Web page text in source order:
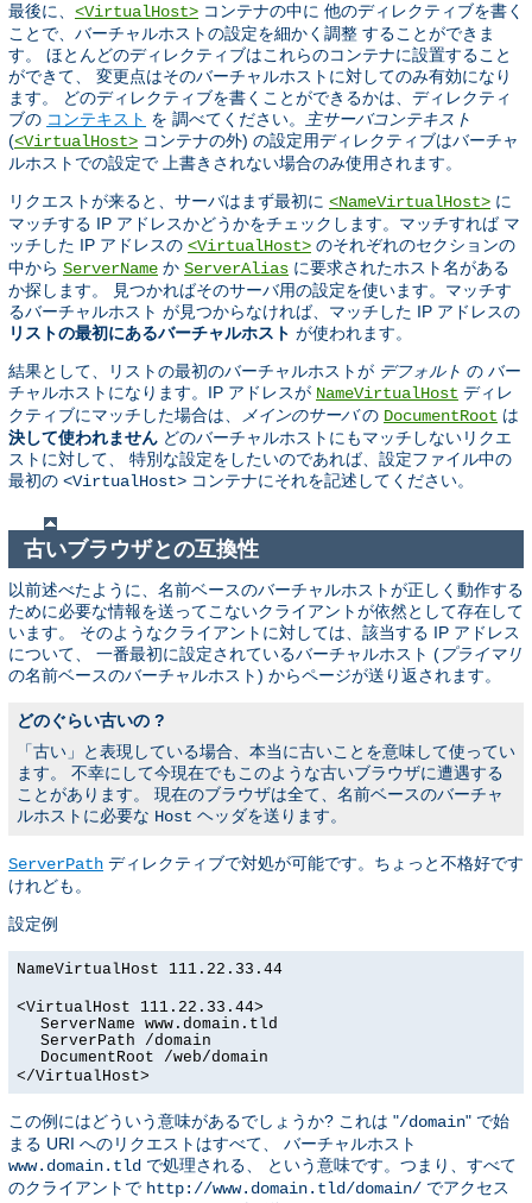
最後に、 <VirtualHost> コンテナの中に 他のディレクティブを書く
ことで、バーチャルホストの設定を細かく調整 することができま
す。 ほとんどのディレクティブはこれらのコンテナに設置すること
ができて、 変更点はそのバーチャルホストに対してのみ有効になり
ます。 どのディレクティブを書くことができるかは、ディレクティ
ブの コンテキスト を 調べてください。
主サーバコンテキスト
(<VirtualHost> コンテナの外) の設定用ディレクティブはバーチャ
ルホストでの設定で 上書きされない場合のみ使用されます。
リクエストが来ると、サーバはまず最初に <NameVirtualHost> に
マッチする IP アドレスかどうかをチェックします。マッチすれば マ
ッチした IP アドレスの <VirtualHost> のそれぞれのセクションの
中から ServerName か ServerAlias に要求されたホスト名がある
か探します。 見つかればそのサーバ用の設定を使います。マッチす
るバーチャルホスト が見つからなければ、マッチした IP アドレスの
リストの最初にあるバーチャルホスト が使われます。
結果として、リストの最初のバーチャルホストが デフォルト の バー
チャルホストになります。IP アドレスが NameVirtualHost ディレ
クティブにマッチした場合は、
メインのサーバの DocumentRoot は
決して使われません どのバーチャルホストにもマッチしないリクエ
ストに対して、 特別な設定をしたいのであれば、設定ファイル中の
最初の <VirtualHost> コンテナにそれを記述してください。
古いブラウザとの互換性
以前述べたように、名前ベースのバーチャルホストが正しく動作する
ために必要な情報を送ってこないクライアントが依然として存在して
います。 そのようなクライアントに対しては、該当する IP アドレス
について、 一番最初に設定されているバーチャルホスト (プライマリ
の名前ベースのバーチャルホスト) からページが送り返されます。
どのぐらい古いの ?
「古い」と表現している場合、本当に古いことを意味して使ってい
ます。 不幸にして今現在でもこのような古いブラウザに遭遇する
ことがあります。 現在のブラウザは全て、名前ベースのバーチャ
ルホストに必要な Host ヘッダを送ります。
ServerPath ディレクティブで対処が可能です。ちょっと不格好です
けれども。
設定例
NameVirtualHost 111.22.33.44
<VirtualHost 111.22.33.44>
ServerName www.domain.tld
ServerPath /domain
DocumentRoot /web/domain
</VirtualHost>
この例にはどういう意味があるでしょうか? これは "/domain" で始
まる URI へのリクエストはすべて、 バーチャルホスト
www.domain.tld で処理される、 という意味です。つまり、すべて
のクライアントで http://www.domain.tld/domain/ でアクセス